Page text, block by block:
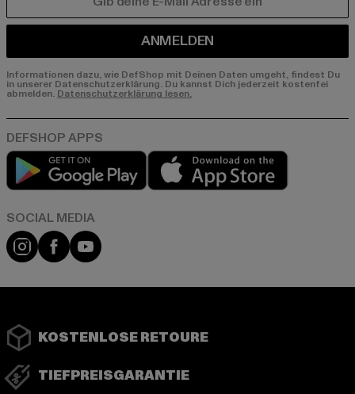
ANMELDEN
Informationen dazu, wie DefShop mit Deinen Daten umgeht, findest Du
in unserer Datenschutzerklärung. Du kannst Dich jederzeit kostenfei
abmelden. Datenschutzerklärung lesen.
Play market
Instagram
FacebookYouTube
KOSTENLOSE RETOURE
TIEFPREISGARANTIE